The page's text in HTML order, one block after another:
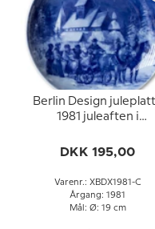
Berlin Design
1981 juleaften i
tekst)
DKK 195,00
Varenr.: XBDX1981-C
Årgang: 1981
Mål: Ø: 19 cm